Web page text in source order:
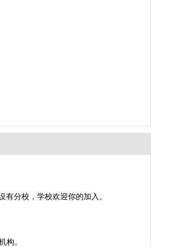
分校，学校欢迎你的加入。
构。